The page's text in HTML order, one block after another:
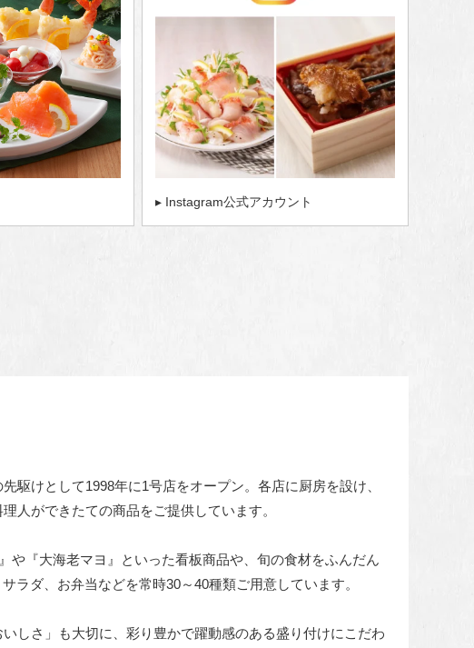
▸ Instagram公式アカウント
先駆けとして1998年に1号店をオープン。各店に厨房を設け、
理人ができたての商品をご提供しています。
や『大海老マヨ』といった看板商品や、旬の食材をふんだん
ラダ、お弁当などを常時30～40種類ご用意しています。
しさ」も大切に、彩り豊かで躍動感のある盛り付けにこだわ